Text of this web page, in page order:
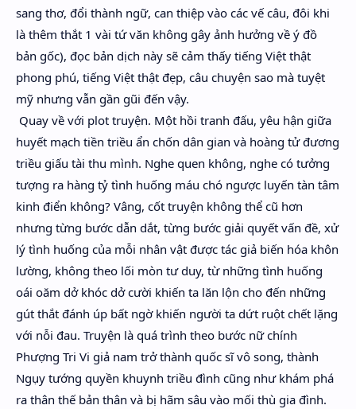
sang thơ, đổi thành ngữ, can thiệp vào các vế câu, đôi khi
là thêm thắt 1 vài tứ văn không gây ảnh hưởng về ý đồ
bản gốc), đọc bản dịch này sẽ cảm thấy tiếng Việt thật
phong phú, tiếng Việt thật đẹp, câu chuyện sao mà tuyệt
mỹ nhưng vẫn gần gũi đến vậy.
Quay về với plot truyện. Một hồi tranh đấu, yêu hận giữa
huyết mạch tiền triều ẩn chốn dân gian và hoàng tử đương
triều giấu tài thu mình. Nghe quen không, nghe có tưởng
tượng ra hàng tỷ tình huống máu chó ngược luyến tàn tâm
kinh điển không? Vâng, cốt truyện không thể cũ hơn
nhưng từng bước dẫn dắt, từng bước giải quyết vấn đề, xử
lý tình huống của mỗi nhân vật được tác giả biến hóa khôn
lường, không theo lối mòn tư duy, từ những tình huống
oái oăm dở khóc dở cười khiến ta lăn lộn cho đến những
gút thắt đánh úp bất ngờ khiến người ta dứt ruột chết lặng
với nỗi đau. Truyện là quá trình theo bước nữ chính
Phượng Tri Vi giả nam trở thành quốc sĩ vô song, thành
Ngụy tướng quyền khuynh triều đình cũng như khám phá
ra thân thế bản thân và bị hãm sâu vào mối thù gia đình.